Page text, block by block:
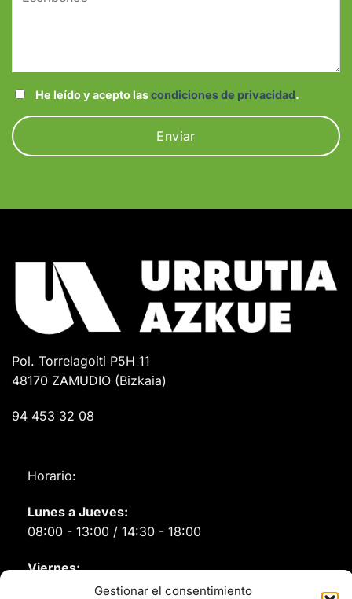
Gestionar el consentimiento
He leído y acepto lascondiciones de privacidad.
Pol. Torrelagoiti P5H 11
48170 ZAMUDIO (Bizkaia)
94 453 32 08
Horario:
Lunes a Jueves:
08:00 - 13:00 / 14:30 - 18:00
Viernes:
08:00 - 14:00